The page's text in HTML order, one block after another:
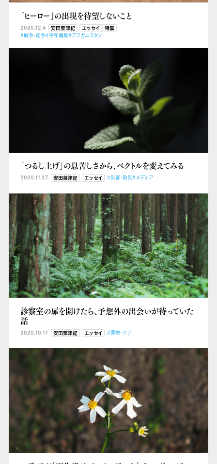
「ヒーロー」の出現を待望しないこと
2020.12.4 安田菜津紀 エッセイ
特集
#戦争・紛争#平和構築#アフガニスタン
「つるし上げ」の息苦しさから、ベクトルを変えてみる
2020.11.27 安田菜津紀 エッセイ #災害・防災#メディア
診察室の扉を開けたら、予想外の出会いが待っていた
話
2020.10.17 安田菜津紀 エッセイ #医療・ケア